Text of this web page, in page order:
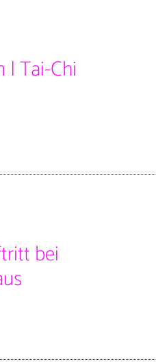
| Tai-Chi
bei